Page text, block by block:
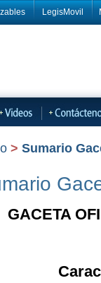
LegisMovil
> Sumario
GACETA